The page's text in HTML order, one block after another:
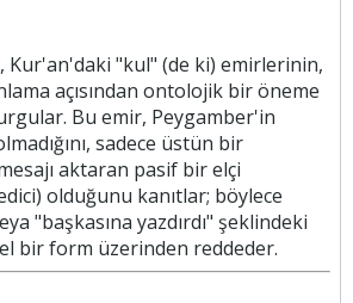
, Kur'an'daki "kul" (de ki) emirlerinin,
açısından ontolojik bir öneme
Bu emir, Peygamber'in
sadece üstün bir
aktaran pasif bir elçi
olduğunu kanıtlar; böylece
"başkasına yazdırdı" şeklindeki
bir form üzerinden reddeder.